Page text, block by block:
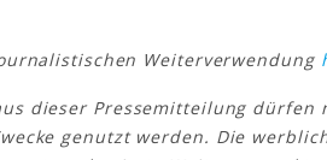
Weiterverwendung
dieser Pressemitteilung
genutzt werden. Die